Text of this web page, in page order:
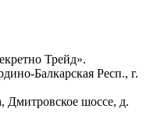
Трейд».
Балкарская Респ., г.
Дмитровское шоссе, д.